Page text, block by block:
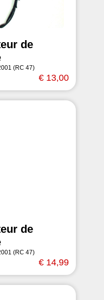
de
(RC 47)
€ 13,00
de
(RC 47)
€ 14,99